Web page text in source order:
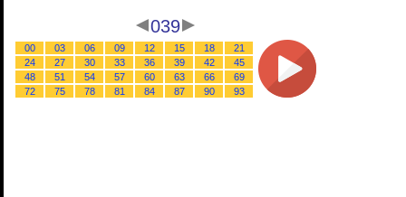
039
00 03 06 09 12 15 18
21
24
27 30 33 36 39 42
45
48
51 54 57 60 63 66
69
72
75 78 81 84 87 90 93